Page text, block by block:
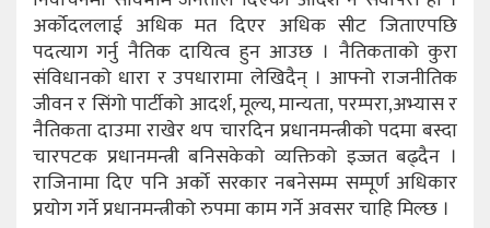
अर्कोदललाई अधिक मत दिएर अधिक सीट जिताएपछि
पदत्याग गर्नु नैतिक दायित्व हुन आउछ । नैतिकताको कुरा
संविधानको धारा र उपधारामा लेखिदैन् । आफ्नो राजनीतिक
जीवन र सिंगो पार्टीको आदर्श, मूल्य, मान्यता, परम्परा,अभ्यास र
नैतिकता दाउमा राखेर थप चारदिन प्रधानमन्त्रीको पदमा बस्दा
चारपटक प्रधानमन्त्री बनिसकेको व्यक्तिको इज्जत बढ्दैन ।
राजिनामा दिए पनि अर्को सरकार नबनेसम्म सम्पूर्ण अधिकार
प्रयोग गर्ने प्रधानमन्त्रीको रुपमा काम गर्ने अवसर चाहि मिल्छ ।